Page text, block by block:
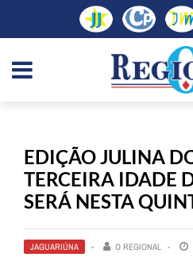
EDIÇÃO JULINA
TERCEIRA IDADE
SERÁ NESTA
JAGUARIÚNA O REGIONAL